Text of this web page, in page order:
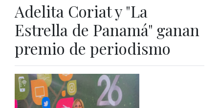
Adelita Coriat y "La
Estrella de Panamá" ganan
premio de periodismo